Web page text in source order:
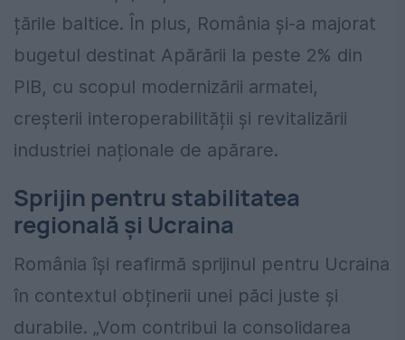
țările baltice. În plus, România și-a majorat
bugetul destinat Apărării la peste 2% din
PIB, cu scopul modernizării armatei,
creșterii interoperabilității și revitalizării
industriei naționale de apărare.
Sprijin pentru stabilitatea
regională și Ucraina
România își reafirmă sprijinul pentru Ucraina
în contextul obținerii unei păci juste și
durabile. „Vom contribui la consolidarea